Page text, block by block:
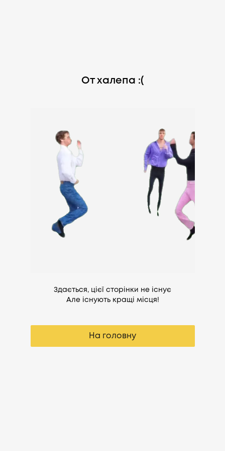
От халепа :(
Здається, цієї сторінки не існує
Але існують кращі місця!
На головну